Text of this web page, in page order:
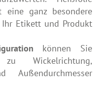
ganz besondere
Etikett und Produkt
können Sie
Wickelrichtung,
Außendurchmesser